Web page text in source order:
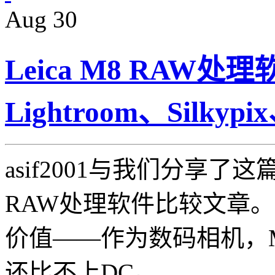
Aug 30
Leica M8 RAW处理
Lightroom、Silkypix
asif2001与我们分享了这
RAW处理软件比较文章
价值——作为数码相机，